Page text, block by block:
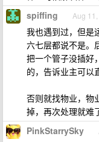
spiffing Aug
我也遇到过，但是
六七层都说不是。
把一个管子没插好
的，告诉业主可以
否则就找物业，物
掉，再次处理就难
PinkStarrySky